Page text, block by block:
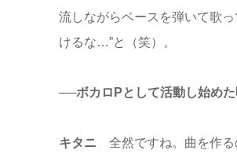
流しながらベースを弾いて歌
けるな…”と（笑）。
──ボカロPとして活動し始め
キタニ 全然ですね。曲を作る